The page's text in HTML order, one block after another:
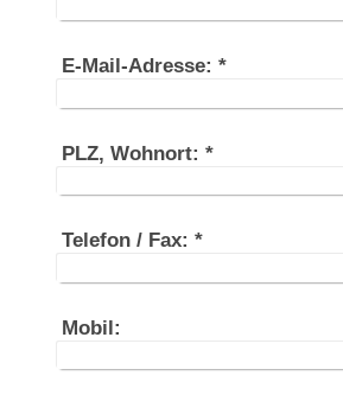
E-Mail-Adresse: *
PLZ, Wohnort: *
Telefon / Fax: *
Mobil: